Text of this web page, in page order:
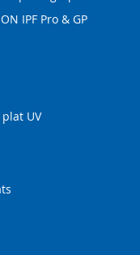
IPF Pro & GP
UV